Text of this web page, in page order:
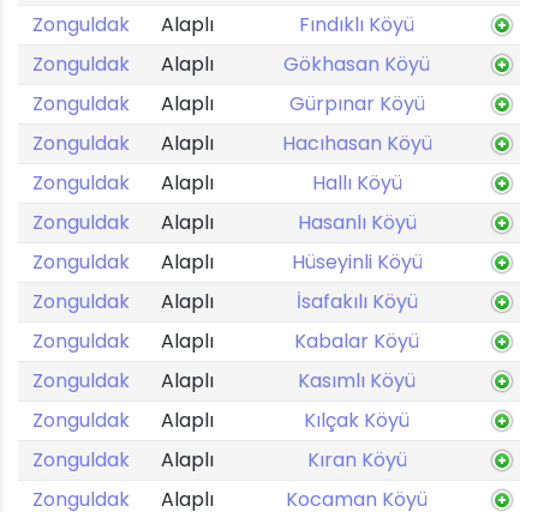
Zonguldak Alaplı
Fındıklı Köyü
Zonguldak
Alaplı
Gökhasan Köyü
Zonguldak
Alaplı
Gürpınar Köyü
Zonguldak
Alaplı
Hacıhasan Köyü
Zonguldak
Alaplı
Hallı Köyü
Zonguldak
Alaplı
Hasanlı Köyü
Zonguldak
Alaplı
Hüseyinli Köyü
Zonguldak
Alaplı
İsafakılı Köyü
Zonguldak
Alaplı
Kabalar Köyü
Zonguldak
Alaplı
Kasımlı Köyü
Zonguldak
Alaplı
Kılçak Köyü
Zonguldak
Alaplı
Kıran Köyü
Zonguldak
Alaplı
Kocaman Köyü